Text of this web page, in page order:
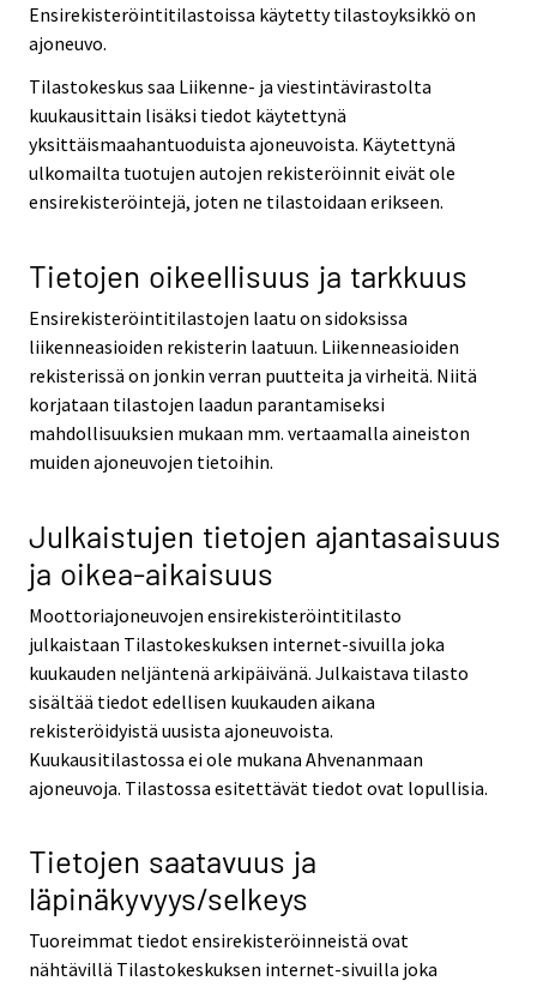
Ensirekisteröintitilastoissa käytetty tilastoyksikkö on
ajoneuvo.
Tilastokeskus saa Liikenne- ja viestintävirastolta
kuukausittain lisäksi tiedot käytettynä
yksittäismaahantuoduista ajoneuvoista. Käytettynä
ulkomailta tuotujen autojen rekisteröinnit eivät ole
ensirekisteröintejä, joten ne tilastoidaan erikseen.
Tietojen oikeellisuus ja tarkkuus
Ensirekisteröintitilastojen laatu on sidoksissa
liikenneasioiden rekisterin laatuun. Liikenneasioiden
rekisterissä on jonkin verran puutteita ja virheitä. Niitä
korjataan tilastojen laadun parantamiseksi
mahdollisuuksien mukaan mm. vertaamalla aineiston
muiden ajoneuvojen tietoihin.
Julkaistujen tietojen ajantasaisuus
ja oikea-aikaisuus
Moottoriajoneuvojen ensirekisteröintitilasto
julkaistaan Tilastokeskuksen internet-sivuilla joka
kuukauden neljäntenä arkipäivänä. Julkaistava tilasto
sisältää tiedot edellisen kuukauden aikana
rekisteröidyistä uusista ajoneuvoista.
Kuukausitilastossa ei ole mukana Ahvenanmaan
ajoneuvoja. Tilastossa esitettävät tiedot ovat lopullisia.
Tietojen saatavuus ja
läpinäkyvyys/selkeys
Tuoreimmat tiedot ensirekisteröinneistä ovat
nähtävillä Tilastokeskuksen internet-sivuilla joka